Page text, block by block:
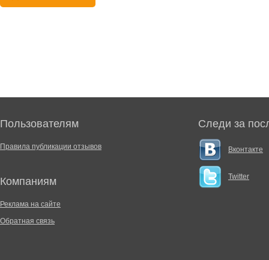
Пользователям
Правила публикации отзывов
Компаниям
Реклама на сайте
Обратная связь
Следи за
Вконтакте
Twitter